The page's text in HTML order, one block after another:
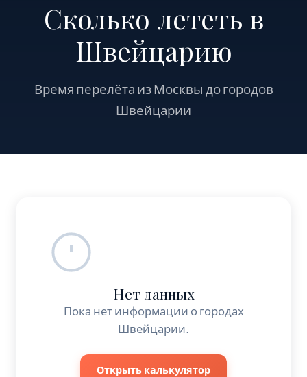
Сколько лететь в
Швейцарию
Время перелёта из Москвы до городов
Швейцарии
Нет данных
Пока нет информации о городах
Швейцарии.
Открыть калькулятор